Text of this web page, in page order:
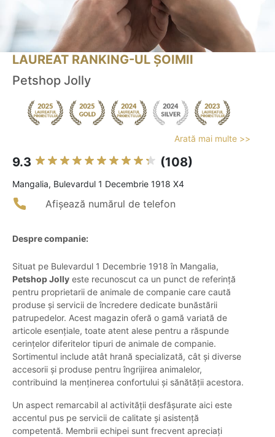
LAUREAT RANKING-UL ȘOIMII
Petshop Jolly
Arată mai multe >>
9.3 (108)
Mangalia, Bulevardul 1 Decembrie 1918 X4
Afișează numărul de telefon
Despre companie:
Situat pe Bulevardul 1 Decembrie 1918 în Mangalia,
Petshop Jolly este recunoscut ca un punct de referință
pentru proprietarii de animale de companie care caută
produse și servicii de încredere dedicate bunăstării
patrupedelor. Acest magazin oferă o gamă variată de
articole esențiale, toate atent alese pentru a răspunde
cerințelor diferitelor tipuri de animale de companie.
Sortimentul include atât hrană specializată, cât și diverse
accesorii și produse pentru îngrijirea animalelor,
contribuind la menținerea confortului și sănătății acestora.
Un aspect remarcabil al activității desfășurate aici este
accentul pus pe servicii de calitate și asistență
competentă. Membrii echipei sunt frecvent apreciați